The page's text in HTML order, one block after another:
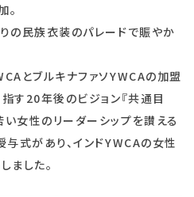
。
の民族衣装のパレードで賑やか
とブルキナファソYWCAの加盟
す20年後のビジョン『共通目
い女性のリーダーシップを讃える
与式があり、インドYWCAの女性
ました。